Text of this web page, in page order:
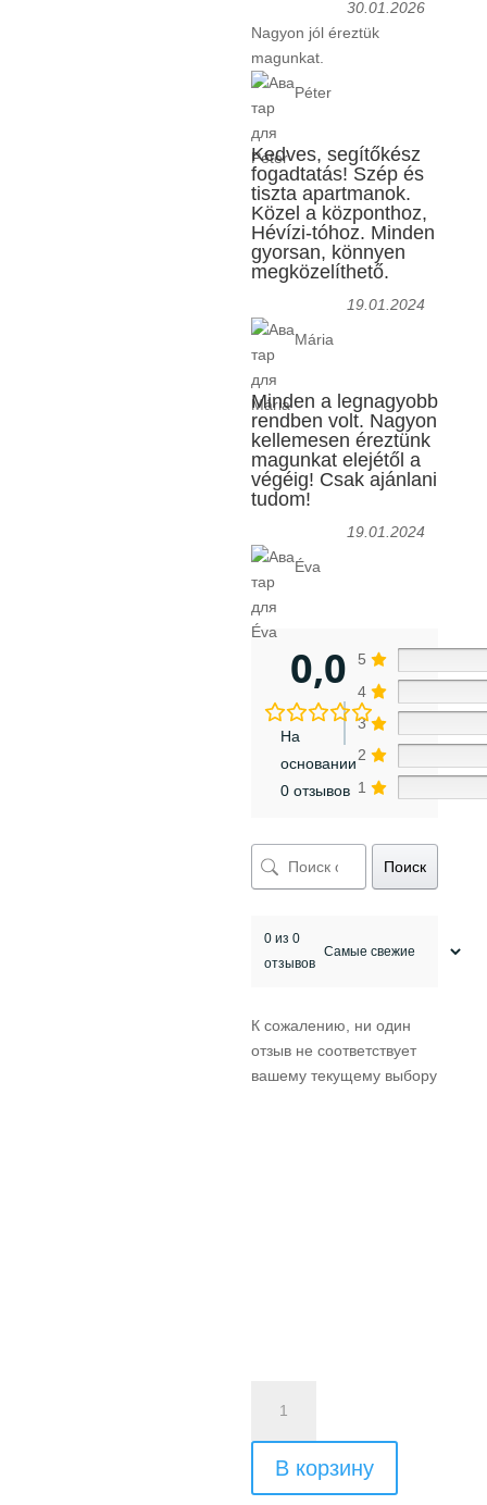
30.01.2026
Nagyon jól éreztük
magunkat.
Péter
Kedves, segítőkész
fogadtatás! Szép és
tiszta apartmanok.
Közel a központhoz,
Hévízi-tóhoz. Minden
gyorsan, könnyen
megközelíthető.
19.01.2024
Mária
Minden a legnagyobb
rendben volt. Nagyon
kellemesen éreztünk
magunkat elejétől a
végéig! Csak ajánlani
tudom!
19.01.2024
Éva
0,0
На
основании
0 отзывов
5
4
3
2
1
Поиск
0 из 0
отзывов
К сожалению, ни один
отзыв не соответствует
вашему текущему выбору
товара
Пакет
дня/2
В корзину